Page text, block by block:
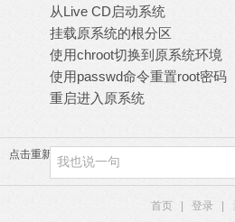
从Live CD启动系统
挂载原系统的根分区
使用chroot切换到原系统环境
使用passwd命令重置root密码
重启进入原系统
点击重新加载
首页 登录